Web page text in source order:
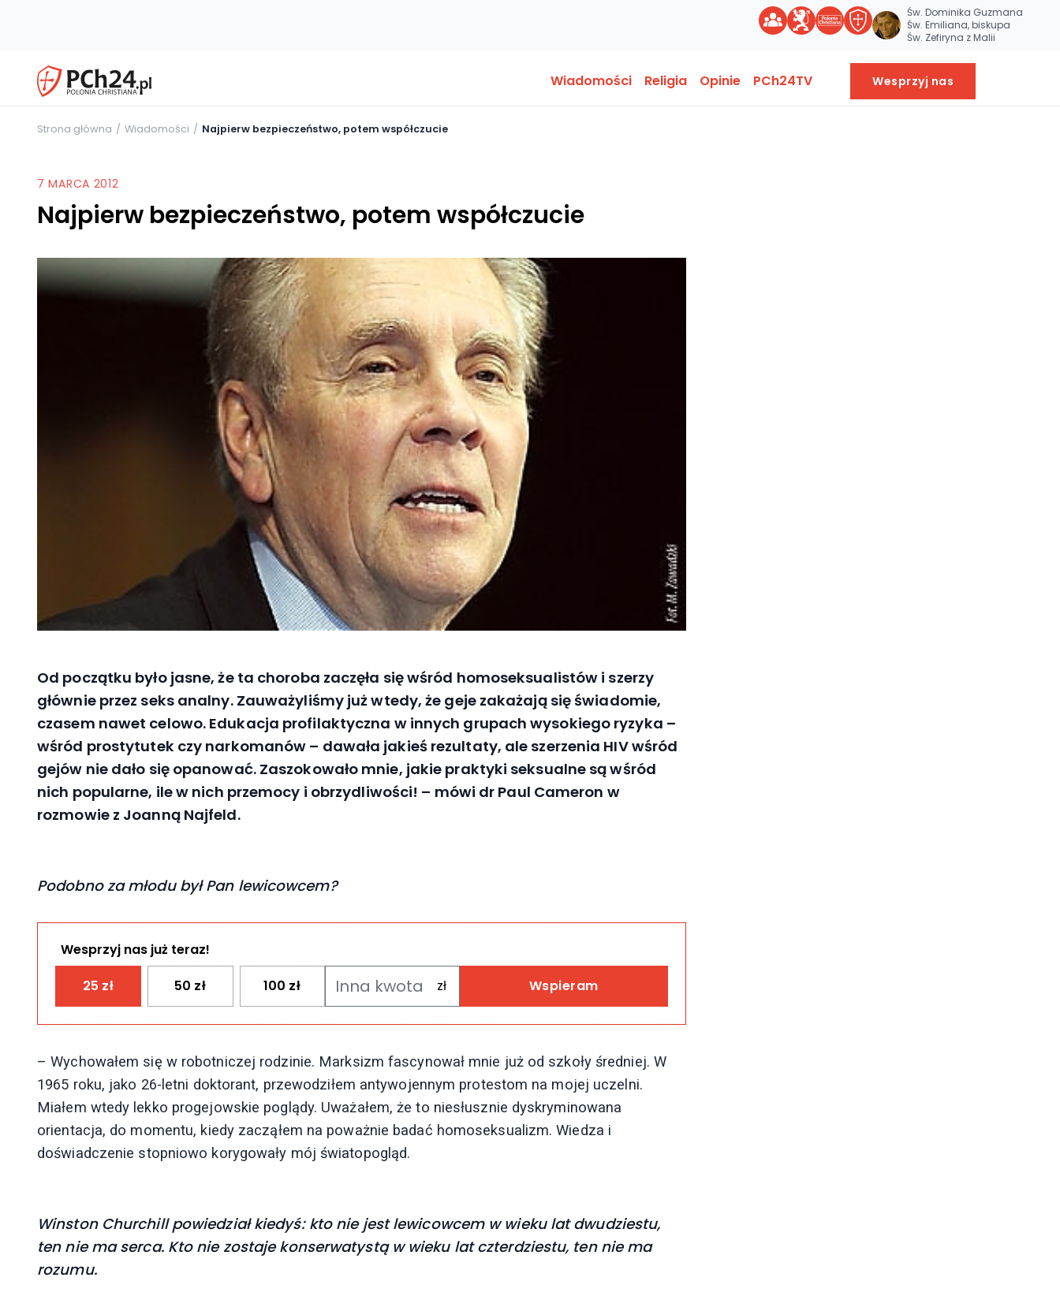
Św. Dominika Guzmana
Św. Emiliana, biskupa
Św. Zefiryna z Malii
Wiadomości Religia Opinie PCh24TV Wesprzyj nas
Strona główna Wiadomości Najpierw bezpieczeństwo, potem współczucie
7 MARCA 2012
Najpierw bezpieczeństwo, potem współczucie
Od początku było jasne, że ta choroba zaczęła się wśród homoseksualistów i szerzy
głównie przez seks analny. Zauważyliśmy już wtedy, że geje zakażają się świadomie,
czasem nawet celowo. Edukacja profilaktyczna w innych grupach wysokiego ryzyka –
wśród prostytutek czy narkomanów – dawała jakieś rezultaty, ale szerzenia HIV wśród
gejów nie dało się opanować. Zaszokowało mnie, jakie praktyki seksualne są wśród
nich popularne, ile w nich przemocy i obrzydliwości! – mówi dr Paul Cameron w
rozmowie z Joanną Najfeld.
Podobno za młodu był Pan lewicowcem?
Wesprzyj nas już teraz!
25 zł 50 zł 100 zł Wspieram
– Wychowałem się w robotniczej rodzinie. Marksizm fascynował mnie już od szkoły średniej. W
1965 roku, jako 26-letni doktorant, przewodziłem antywojennym protestom na mojej uczelni.
Miałem wtedy lekko progejowskie poglądy. Uważałem, że to niesłusznie dyskryminowana
orientacja, do momentu, kiedy zacząłem na poważnie badać homoseksualizm. Wiedza i
doświadczenie stopniowo korygowały mój światopogląd.
Winston Churchill powiedział kiedyś: kto nie jest lewicowcem w wieku lat dwudziestu,
ten nie ma serca. Kto nie zostaje konserwatystą w wieku lat czterdziestu, ten nie ma
rozumu.